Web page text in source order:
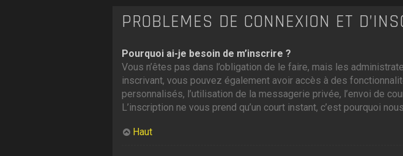
PROBLÈMES DE CONNEXION ET
Pourquoi ai-je besoin de m’inscrire ?
Vous n’êtes pas dans l’obligation de le faire, mais les
inscrivant, vous pouvez également avoir accès à des
personnalisés, l’utilisation de la messagerie privée, l’envoi de
L’inscription ne vous prend qu’un court instant, c’est pourquoi
Haut